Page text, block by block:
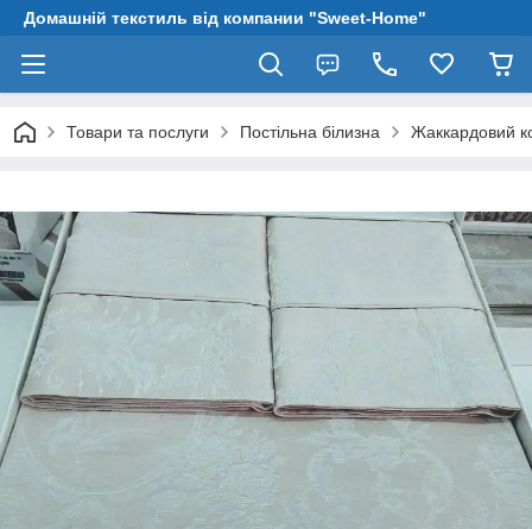
Домашній текстиль від компании "Sweet-Home"
Товари та послуги Постільна білизна Жаккардовий